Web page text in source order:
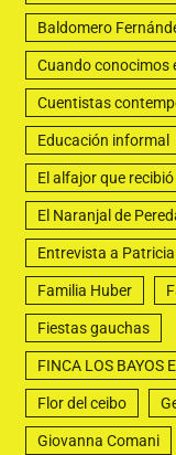
Baldomero
Cuando conocimos
Cuentistas
Educación informal
El alfajor que
El Naranjal de
Entrevista a
Familia Huber
Fiestas gauchas
FINCA LOS BAYOS
Flor del ceibo
Giovanna Comani